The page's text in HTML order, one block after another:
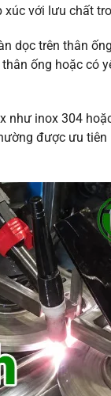
với lưu chất
dọc trên thân
ống hoặc có
như inox 304
được ưu